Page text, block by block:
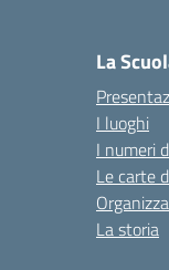
La
I luoghi
I numeri
Le carte
La storia